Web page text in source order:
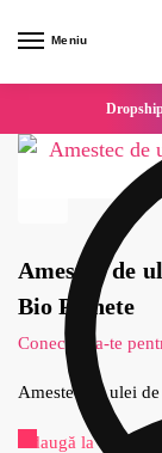
Meniu
Amestec de
Bio Planete
Conecteaza-te
Amestec de ulei
Adaugă la Favorite